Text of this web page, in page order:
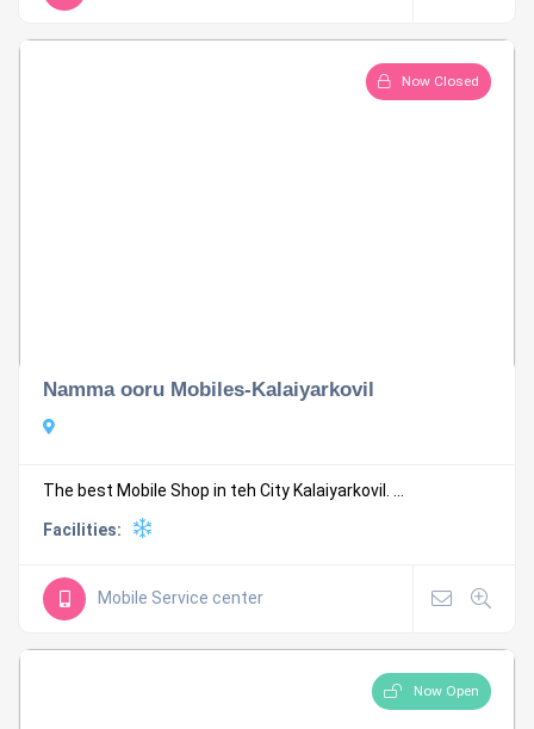
Now Closed
Namma ooru Mobiles-Kalaiyarkovil
The best Mobile Shop in teh City Kalaiyarkovil. ...
Facilities:
Mobile Service center
Now Open